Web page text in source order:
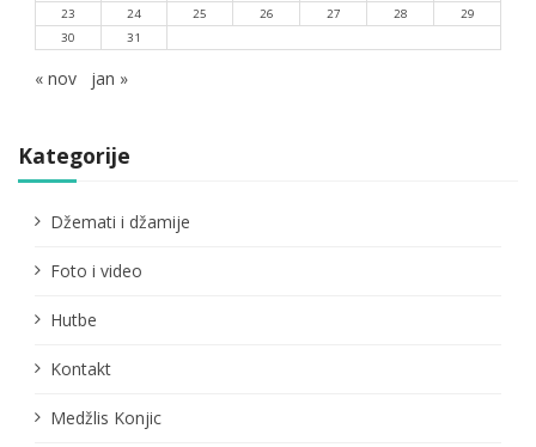
23
24 25 26 27 28
29
30
31
« nov jan »
Kategorije
Džemati i džamije
Foto i video
Hutbe
Kontakt
Medžlis Konjic